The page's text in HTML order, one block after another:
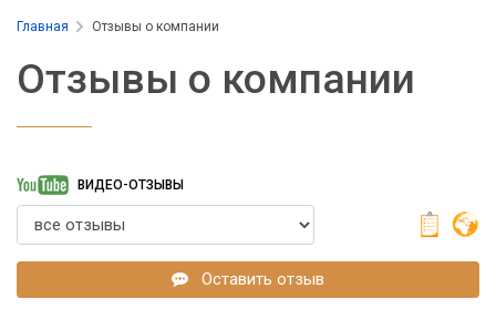
Главная Отзывы о компании
Отзывы о компании
ВИДЕО-ОТЗЫВЫ
Оставить отзыв